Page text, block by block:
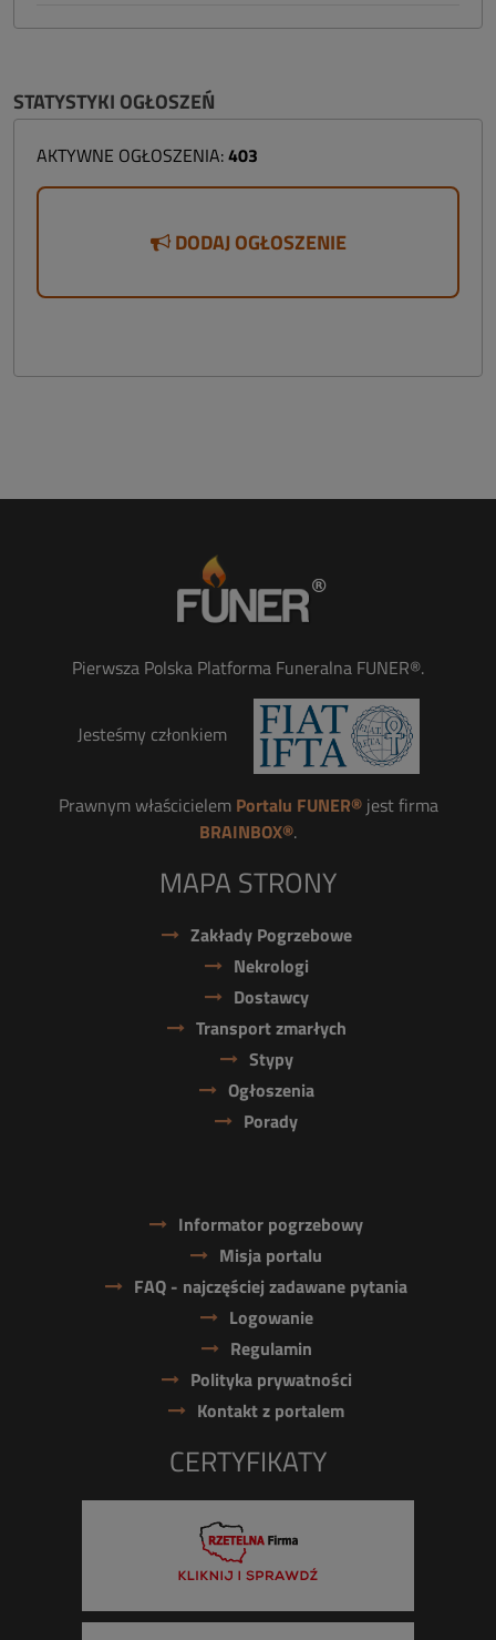
STATYSTYKI OGŁOSZEŃ
AKTYWNE OGŁOSZENIA:403
DODAJ OGŁOSZENIE
Pierwsza Polska Platforma Funeralna FUNER®.
Jesteśmy członkiem
Prawnym właścicielem Portalu FUNER®jest firma
BRAINBOX®.
MAPA STRONY
Zakłady Pogrzebowe
Nekrologi
Dostawcy
Transport zmarłych
Stypy
Ogłoszenia
Porady
Informator pogrzebowy
Misja portalu
FAQ - najczęściej zadawane pytania
Logowanie
Regulamin
Polityka prywatności
Kontakt z portalem
CERTYFIKATY